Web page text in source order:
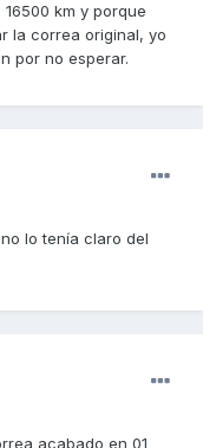
km y porque
la correa original, yo
por no esperar.
lo tenía claro del
acabado en 01